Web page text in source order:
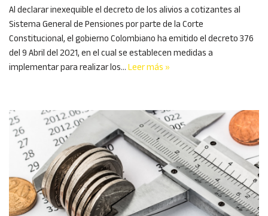
Al declarar inexequible el decreto de los alivios a cotizantes al
Sistema General de Pensiones por parte de la Corte
Constitucional, el gobierno Colombiano ha emitido el decreto 376
del 9 Abril del 2021, en el cual se establecen medidas a
implementar para realizar los…Leer más »